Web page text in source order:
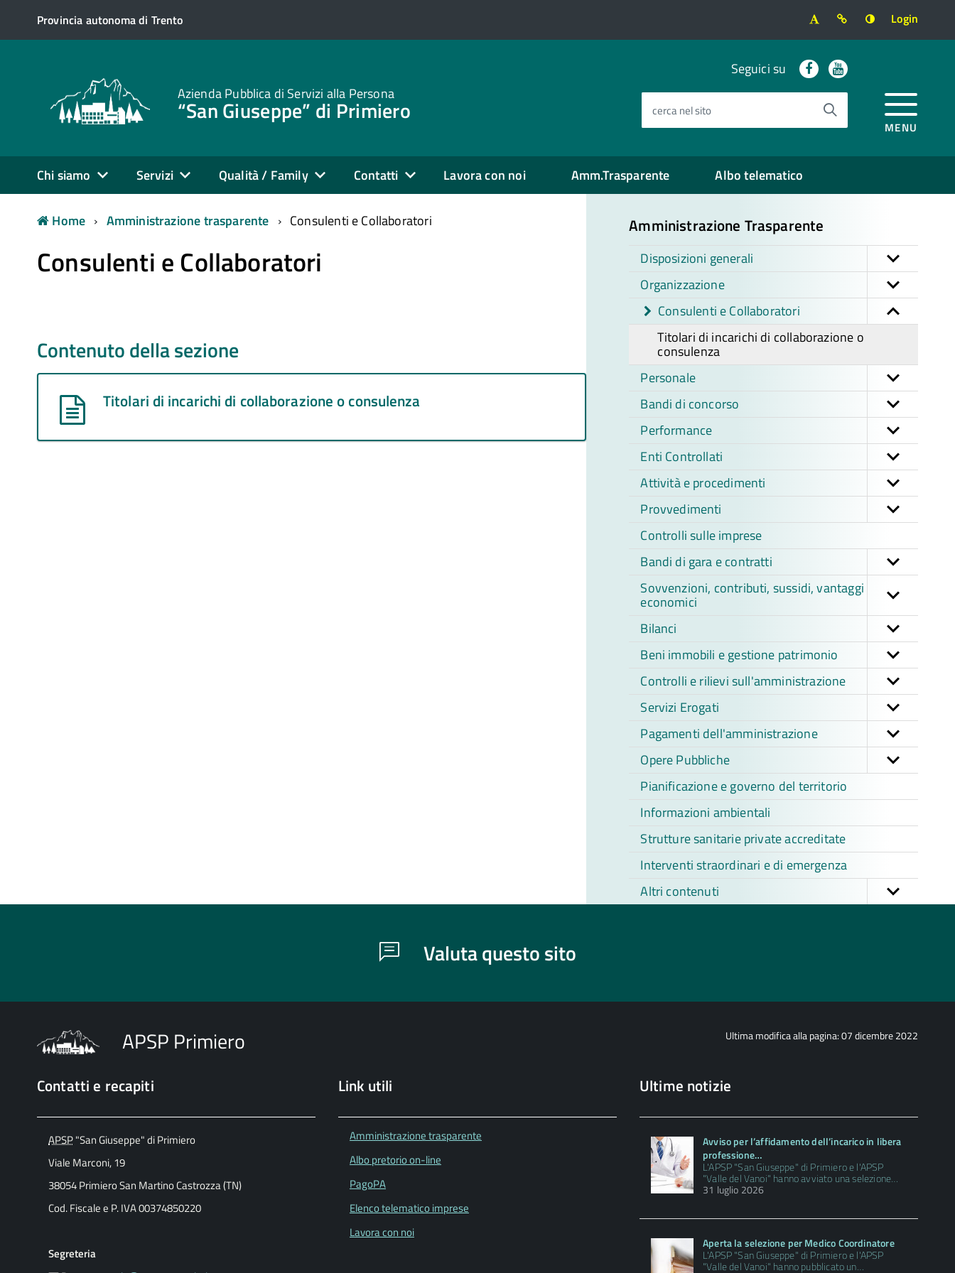
Provincia autonoma di Trento Login
Azienda Pubblica di Servizi alla Persona
“San Giuseppe” di Primiero
Seguici su FacebookYoutube
cerca nel sito
MENU
Chi siamo Servizi Qualità / Family Contatti Lavora con noi Amm.Trasparente Albo telematico
Home Amministrazione trasparente Consulenti e Collaboratori
Consulenti e Collaboratori
Contenuto della sezione
Titolari di incarichi di collaborazione o consulenza
Amministrazione Trasparente
Disposizioni generali
Organizzazione
Consulenti e Collaboratori
Titolari di incarichi di collaborazione o
consulenza
Personale
Bandi di concorso
Performance
Enti Controllati
Attività e procedimenti
Provvedimenti
Controlli sulle imprese
Bandi di gara e contratti
Sovvenzioni, contributi, sussidi, vantaggi
economici
Bilanci
Beni immobili e gestione patrimonio
Controlli e rilievi sull'amministrazione
Servizi Erogati
Pagamenti dell'amministrazione
Opere Pubbliche
Pianificazione e governo del territorio
Informazioni ambientali
Strutture sanitarie private accreditate
Interventi straordinari e di emergenza
Altri contenuti
Valuta questo sito
Ultima modifica alla pagina: 07 dicembre 2022
APSP Primiero
Contatti e recapiti
APSP"San Giuseppe" di Primiero
Viale Marconi, 19
38054 Primiero San Martino Castrozza (TN)
Cod. Fiscale e P. IVA 00374850220
Segreteria
Link utili
Amministrazione trasparente
Albo pretorio on-line
PagoPA
Elenco telematico imprese
Lavora con noi
Ultime notizie
Avviso per l’affidamento dell’incarico in libera
professione…
L'APSP "San Giuseppe" di Primiero e l'APSP
"Valle del Vanoi" hanno avviato una selezione…
31 luglio 2026
Aperta la selezione per Medico Coordinatore
L'APSP "San Giuseppe" di Primiero e l'APSP
"Valle del Vanoi" hanno pubblicato un…